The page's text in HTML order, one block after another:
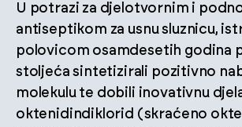
U potrazi za djelotvornim i
antiseptikom za usnu sluznicu,
polovicom osamdesetih godina
stoljeća sintetizirali pozitivno
molekulu te dobili inovativnu
oktenidindiklorid (skraćeno